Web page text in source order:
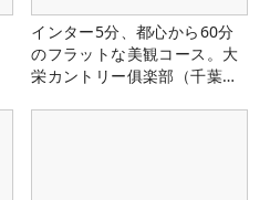
インター5分、都心から60分
のフラットな美観コース。大
栄カントリー俱楽部（千葉